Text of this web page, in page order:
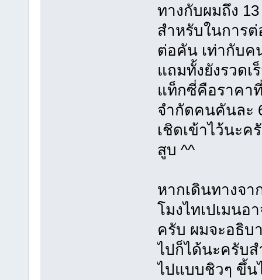
ทางกับผมถึง
สำหรับในการต่
ต่อคัน เท่ากับค
แถมทั้งยังรวด
แท็กซี่คือราคาที่
จำกัดคนคันละ
เชิดเข้าไว้นะค
สูบ ^^
หากเดินทางจา
โมงไทเปเมน
ครับ ผมจะอธิบ
ไปก็ได้นะครับ
ไปแบบชิวๆ ขึ้น